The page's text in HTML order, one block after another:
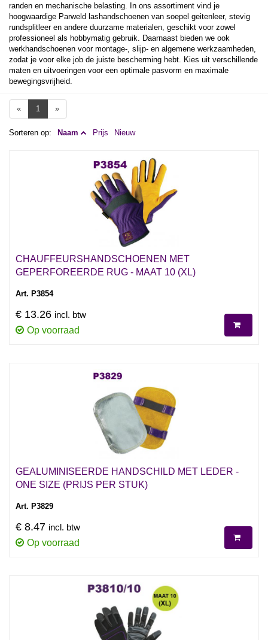
randen en mechanische belasting. In ons assortiment vind je
hoogwaardige Parweld lashandschoenen van soepel geitenleer, stevig
rundsplitleer en andere duurzame materialen, geschikt voor zowel
professioneel als hobbymatig gebruik. Daarnaast bieden we ook
werkhandschoenen voor montage-, slijp- en algemene werkzaamheden,
zodat je voor elke job de juiste bescherming hebt. Kies uit verschillende
maten en uitvoeringen voor een optimale pasvorm en maximale
bewegingsvrijheid.
« 1 »
Sorteren op: Naam Prijs Nieuw
CHAUFFEURSHANDSCHOENEN MET
GEPERFOREERDE RUG - MAAT 10 (XL)
Art. P3854
€ 13.26 incl. btw
Op voorraad
GEALUMINISEERDE HANDSCHILD MET LEDER -
ONE SIZE (PRIJS PER STUK)
Art. P3829
€ 8.47 incl. btw
Op voorraad